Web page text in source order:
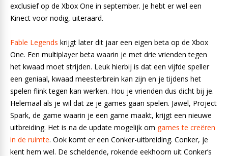
exclusief op de Xbox One in september. Je hebt er wel een
Kinect voor nodig, uiteraard.
Fable Legends krijgt later dit jaar een eigen beta op de Xbox
One. Een multiplayer beta waarin je met drie vrienden tegen
het kwaad moet strijden. Leuk hierbij is dat een vijfde speller
een geniaal, kwaad meesterbrein kan zijn en je tijdens het
spelen flink tegen kan werken. Hou je vrienden dus dicht bij je.
Helemaal als je wil dat ze je games gaan spelen. Jawel, Project
Spark, de game waarin je een game maakt, krijgt een nieuwe
uitbreiding. Het is na de update mogelijk om games te creëren
in de ruimte. Ook komt er een Conker-uitbreiding. Conker, je
kent hem wel. De scheldende, rokende eekhoorn uit Conker’s